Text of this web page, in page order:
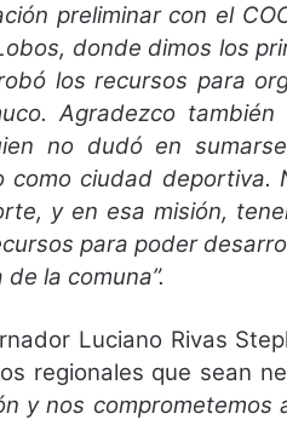
preliminar con el
donde dimos los
los recursos para
Agradezco
no dudó en
como ciudad
y en esa misión,
para poder
la comuna”.
Luciano Rivas
regionales que sean
y nos